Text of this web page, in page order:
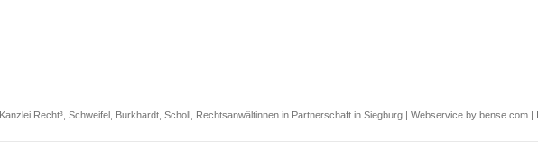
Kanzlei Recht³, Schweifel, Burkhardt, Scholl, Rechtsanwältinnen in Partnerschaft in Siegburg | Webservice by bense.com|